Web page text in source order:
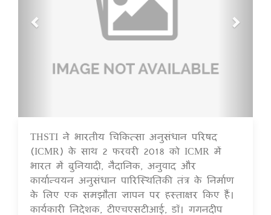
17 Jul 2020
THSTI ने भारतीय चिकित्सा अनुसंधान परिषद
(ICMR) के साथ 2 फरवरी 2018 को ICMR में
भारत में बुनियादी, नैदानिक, अनुवाद और
कार्यान्वयन अनुसंधान पारिस्थितिकी तंत्र के निर्माण
के लिए एक समझौता ज्ञापन पर हस्ताक्षर किए हैं।
कार्यकारी निदेशक, टीएचएसटीआई, डॉ। गगनदीप